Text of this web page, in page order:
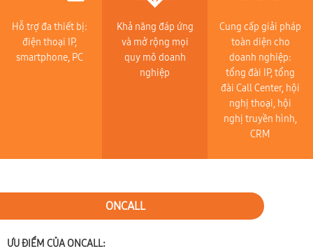
Hỗ trợ đa thiết bị:
điện thoại IP,
smartphone, PC
Khả năng đáp ứng
và mở rộng mọi
quy mô doanh
nghiệp
Cung cấp giải pháp
toàn diện cho
doanh nghiệp:
tổng đài IP, tổng
đài Call Center, hội
nghị thoại, hội
nghị truyền hình,
CRM
ONCALL
ƯU ĐIỂM CỦA ONCALL: